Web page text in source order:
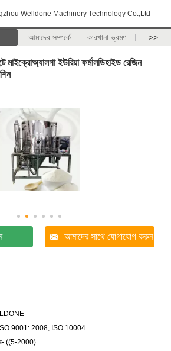
Welldone Machinery Technology Co.,Ltd
আমাদের সম্পর্কে কারখানা ভ্রমণ >>
মাইক্রোঅ্যালগা ইউরিয়া ফর্মালডিহাইড রেজিন
আমাদের সাথে যোগাযোগ করুন
9001: 2008, ISO 10004
((5-2000)